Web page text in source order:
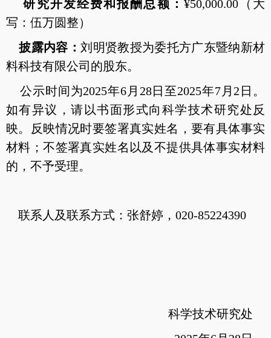
研究开发经费和报酬总额： ¥50,000.00（大
写：伍万圆整）
披露内容：刘明贤教授为委托方广东暨纳新材
料科技有限公司的股东。
公示时间为2025年6月28日至2025年7月2日。
如有异议，请以书面形式向科学技术研究处反
映。反映情况时要签署真实姓名，要有具体事实
材料；不签署真实姓名以及不提供具体事实材料
的，不予受理。
联系人及联系方式：张舒婷，020-85224390
科学技术研究处